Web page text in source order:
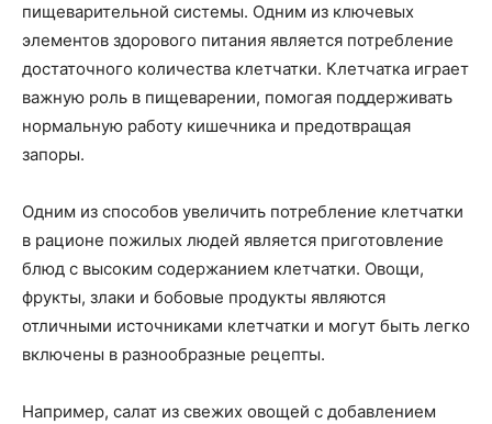
пищеварительной системы. Одним из ключевых
элементов здорового питания является потребление
достаточного количества клетчатки. Клетчатка играет
важную роль в пищеварении, помогая поддерживать
нормальную работу кишечника и предотвращая
запоры.
Одним из способов увеличить потребление клетчатки
в рационе пожилых людей является приготовление
блюд с высоким содержанием клетчатки. Овощи,
фрукты, злаки и бобовые продукты являются
отличными источниками клетчатки и могут быть легко
включены в разнообразные рецепты.
Например, салат из свежих овощей с добавлением